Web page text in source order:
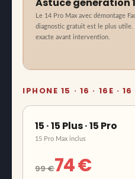
Astuce génération
Le 14 Pro Max avec démontage
diagnostic gratuit est le plus utile.
exacte avant intervention.
IPHONE 15 · 16 · 16E ·
15 · 15 Plus · 15 Pro
15 Pro Max inclus
99 €74 €